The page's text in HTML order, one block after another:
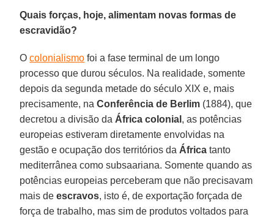
Quais forças, hoje, alimentam novas formas de
escravidão?
Ocolonialismo foi a fase terminal de um longo
processo que durou séculos. Na realidade, somente
depois da segunda metade do século XIX e, mais
precisamente, naConferência de Berlim (1884), que
decretou a divisão da África colonial , as potências
europeias estiveram diretamente envolvidas na
gestão e ocupação dos territórios da África tanto
mediterrânea como subsaariana. Somente quando as
potências europeias perceberam que não precisavam
mais deescravos, isto é, de exportação forçada de
força de trabalho, mas sim de produtos voltados para